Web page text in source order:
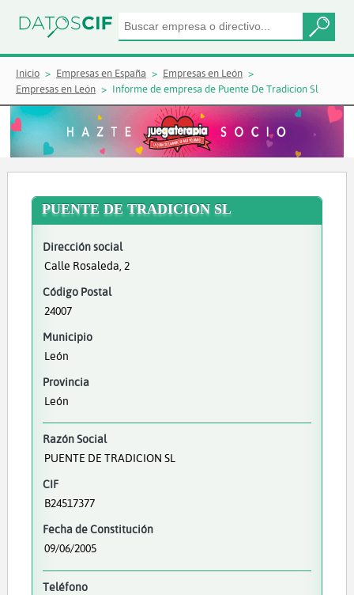
Inicio Empresas en España
Empresas en León
Empresas en León
Informe de empresa de Puente De Tradicion Sl
PUENTE DE TRADICION SL
Dirección social
Calle Rosaleda, 2
Código Postal
24007
Municipio
León
Provincia
León
Razón Social
PUENTE DE TRADICION SL
CIF
B24517377
Fecha de Constitución
09/06/2005
Teléfono